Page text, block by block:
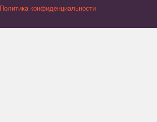
Политика конфиденциальности